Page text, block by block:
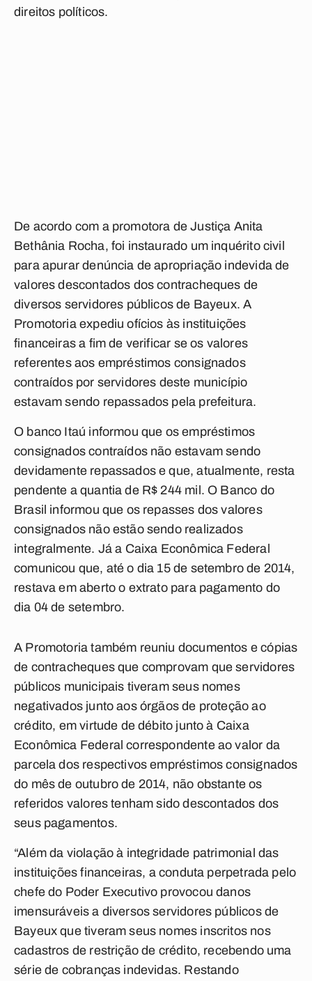
direitos políticos.
De acordo com a promotora de Justiça Anita
Bethânia Rocha, foi instaurado um inquérito civil
para apurar denúncia de apropriação indevida de
valores descontados dos contracheques de
diversos servidores públicos de Bayeux. A
Promotoria expediu ofícios às instituições
financeiras a fim de verificar se os valores
referentes aos empréstimos consignados
contraídos por servidores deste município
estavam sendo repassados pela prefeitura.
O banco Itaú informou que os empréstimos
consignados contraídos não estavam sendo
devidamente repassados e que, atualmente, resta
pendente a quantia de R$ 244 mil. O Banco do
Brasil informou que os repasses dos valores
consignados não estão sendo realizados
integralmente. Já a Caixa Econômica Federal
comunicou que, até o dia 15 de setembro de 2014,
restava em aberto o extrato para pagamento do
dia 04 de setembro.
A Promotoria também reuniu documentos e cópias
de contracheques que comprovam que servidores
públicos municipais tiveram seus nomes
negativados junto aos órgãos de proteção ao
crédito, em virtude de débito junto à Caixa
Econômica Federal correspondente ao valor da
parcela dos respectivos empréstimos consignados
do mês de outubro de 2014, não obstante os
referidos valores tenham sido descontados dos
seus pagamentos.
“Além da violação à integridade patrimonial das
instituições financeiras, a conduta perpetrada pelo
chefe do Poder Executivo provocou danos
imensuráveis a diversos servidores públicos de
Bayeux que tiveram seus nomes inscritos nos
cadastros de restrição de crédito, recebendo uma
série de cobranças indevidas. Restando